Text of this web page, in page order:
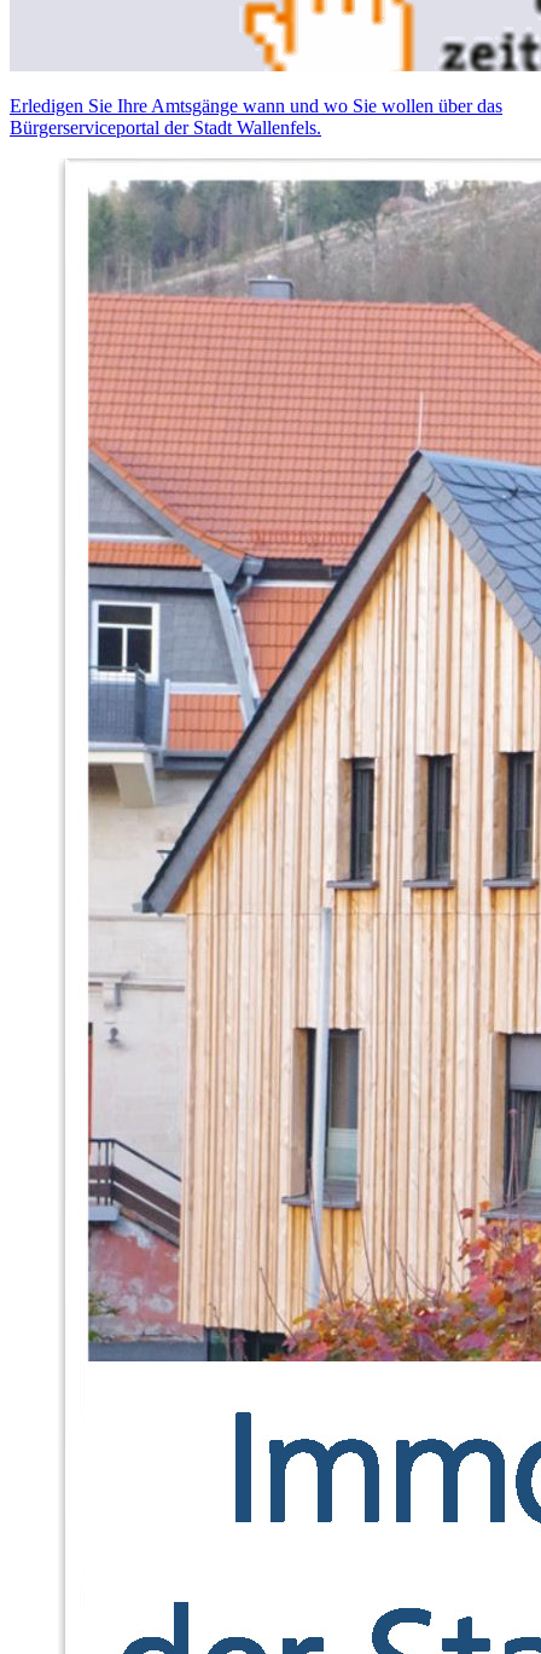
Erledigen Sie Ihre Amtsgänge wann und wo Sie wollen über das
Bürgerserviceportal der Stadt Wallenfels.